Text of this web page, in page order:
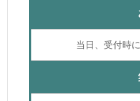
当日、受付時